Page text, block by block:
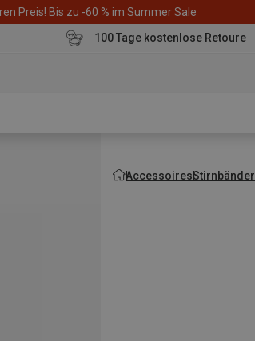
Preis! Bis zu -60 % im Summer Sale
100 Tage kostenlose Retoure
AccessoiresStirnbänder